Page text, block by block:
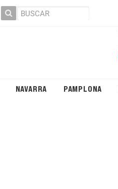
NAVARRA PAMPLONA